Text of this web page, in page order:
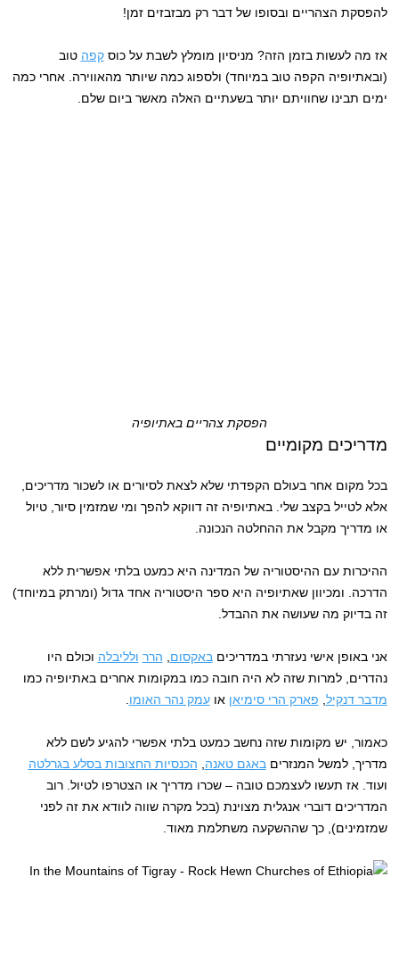
להפסקת הצהריים ובסופו של דבר רק מבזבזים זמן!
אז מה לעשות בזמן הזה? מניסיון מומלץ לשבת על כוסקפה טוב
(ובאתיופיה הקפה טוב במיוחד) ולספוג כמה שיותר מהאווירה. אחרי כמה
ימים תבינו שחוויתם יותר בשעתיים האלה מאשר ביום שלם.
הפסקת צהריים באתיופיה
מדריכים מקומיים
בכל מקום אחר בעולם הקפדתי שלא לצאת לסיורים או לשכור מדריכים,
אלא לטייל בקצב שלי. באתיופיה זה דווקא להפך ומי שמזמין סיור, טיול
או מדריך מקבל את ההחלטה הנכונה.
ההיכרות עם ההיסטוריה של המדינה היא כמעט בלתי אפשרית ללא
הדרכה. ומכיוון שאתיופיה היא ספר היסטוריה אחד גדול (ומרתק במיוחד)
זה בדיוק מה שעושה את ההבדל.
אני באופן אישי נעזרתי במדריכיםבאקסום הרר ולליבלה וכולם היו
נהדרים, למרות שזה לא היה חובה כמו במקומות אחרים באתיופיה כמו
מדבר דנקיל פארק הרי סימיאן אועמק נהר האומו
כאמור, יש מקומות שזה נחשב כמעט בלתי אפשרי להגיע לשם ללא
מדריך, למשל המנזריםבאגם טאנה
הכנסיות החצובות בסלע בגרלטה
ועוד. אז תעשו לעצמכם טובה – שכרו מדריך או הצטרפו לטיול. רוב
המדריכים דוברי אנגלית מצוינת (בכל מקרה שווה לוודא את זה לפני
שמזמינים), כך שההשקעה משתלמת מאוד.